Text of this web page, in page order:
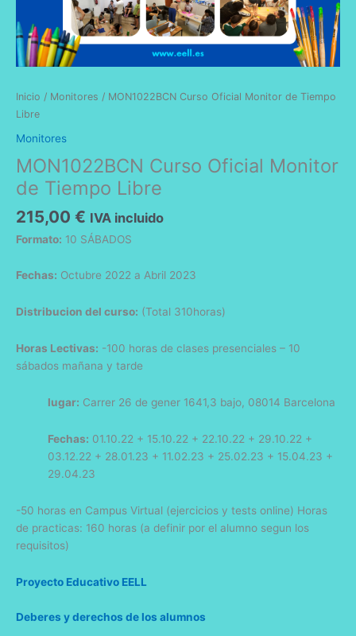
Inicio / Monitores / MON1022BCN Curso Oficial Monitor de Tiempo
Libre
Monitores
MON1022BCN Curso Oficial Monitor
de Tiempo Libre
215,00 € IVA incluido
Formato: 10 SÁBADOS
Fechas: Octubre 2022 a Abril 2023
Distribucion del curso: (Total 310horas)
Horas Lectivas: -100 horas de clases presenciales – 10
sábados mañana y tarde
lugar: Carrer 26 de gener 1641,3 bajo, 08014 Barcelona
Fechas: 01.10.22 + 15.10.22 + 22.10.22 + 29.10.22 +
03.12.22 + 28.01.23 + 11.02.23 + 25.02.23 + 15.04.23 +
29.04.23
-50 horas en Campus Virtual (ejercicios y tests online) Horas
de practicas: 160 horas (a definir por el alumno segun los
requisitos)
Proyecto Educativo EELL
Deberes y derechos de los alumnos